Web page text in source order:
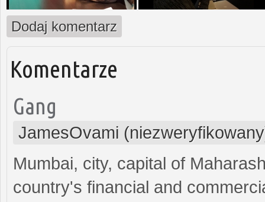
Dodaj komentarz
Komentarze
Gang
JamesOvami
Mumbai, city, capital of
country's financial and